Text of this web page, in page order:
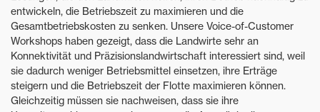
entwickeln, die Betriebszeit zu maximieren und die
Gesamtbetriebskosten zu senken. Unsere Voice-of-Customer
Workshops haben gezeigt, dass die Landwirte sehr an
Konnektivität und Präzisionslandwirtschaft interessiert sind, weil
sie dadurch weniger Betriebsmittel einsetzen, ihre Erträge
steigern und die Betriebszeit der Flotte maximieren können.
Gleichzeitig müssen sie nachweisen, dass sie ihre